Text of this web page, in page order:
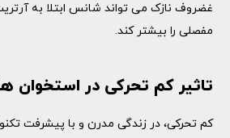
غضروف نازک می تواند شانس ابتلا به
مفصلی را بیشتر کند.
تاثیر کم تحرکی در استخوان
کم تحرکی، در زندگی مدرن و با پیشرفت